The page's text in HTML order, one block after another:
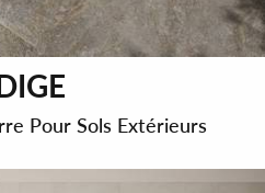
Pour Sols Extérieurs